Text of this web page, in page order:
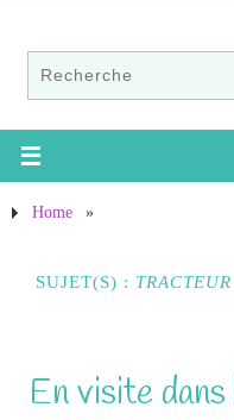
Home »
SUJET(S) : TRACTEUR
En visite